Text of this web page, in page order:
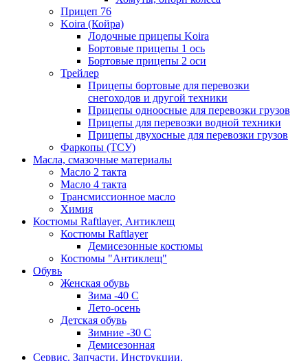
Прицеп 76
Koira (Койра)
Лодочные прицепы Koira
Бортовые прицепы 1 ось
Бортовые прицепы 2 оси
Трейлер
Прицепы бортовые для перевозки
снегоходов и другой техники
Прицепы одноосные для перевозки грузов
Прицепы для перевозки водной техники
Прицепы двухосные для перевозки грузов
Фаркопы (ТСУ)
Масла, смазочные материалы
Масло 2 такта
Масло 4 такта
Трансмиссионное масло
Химия
Костюмы Raftlayer, Антиклещ
Костюмы Raftlayer
Демисезонные костюмы
Костюмы "Антиклещ"
Обувь
Женская обувь
Зима -40 С
Лето-осень
Детская обувь
Зимние -30 С
Демисезонная
Сервис. Запчасти. Инструкции.